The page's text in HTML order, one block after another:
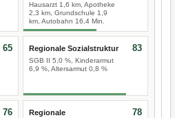
Hausarzt 1,6 km, Apotheke
2,3 km, Grundschule 1,9
km, Autobahn 16,4 Min.
65 Regionale Sozialstruktur
SGB II 5,0 %, Kinderarmut
6,9 %, Altersarmut 0,8 %
83
76
Regionale
78